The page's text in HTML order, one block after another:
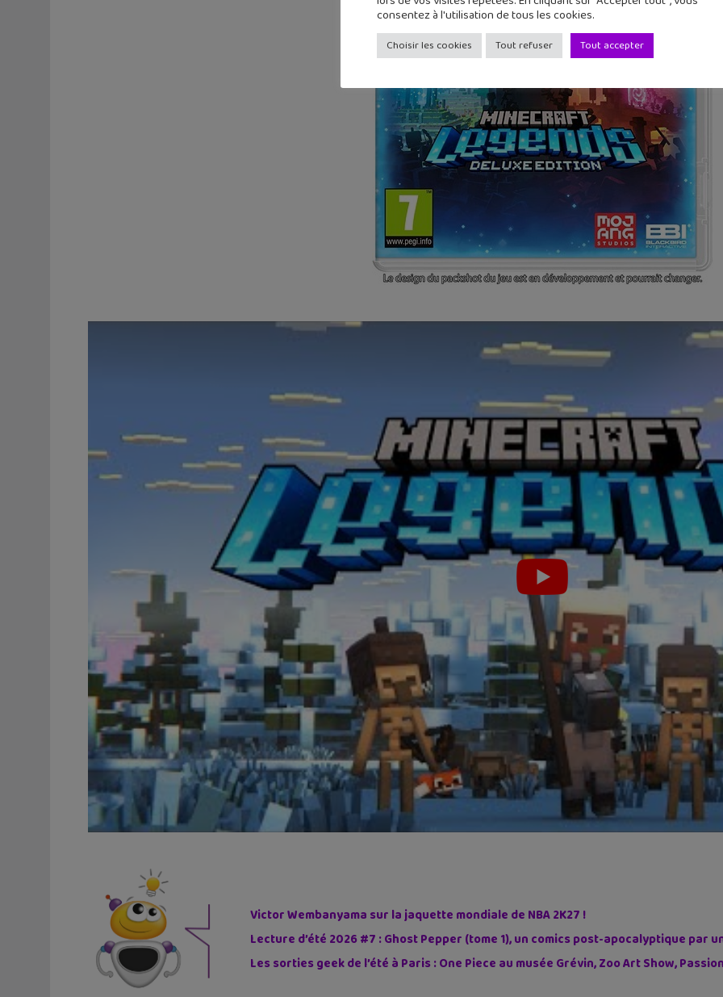
Victor Wembanyama sur la jaquette mondiale de NBA 2K27 !
Lecture d’été 2026 #7 : Ghost Pepper (tome 1), un comics post-apocalyptique par
Les sorties geek de l’été à Paris : One Piece au musée Grévin, Zoo Art Show,
consentez à l'utilisation de tous les cookies.
Choisir les cookies Tout refuser Tout accepter